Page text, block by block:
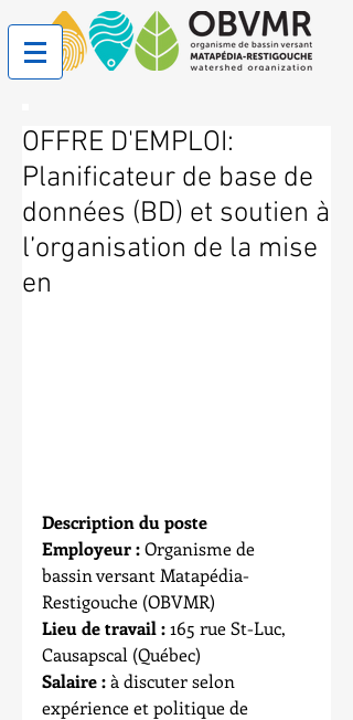
OFFRE D'EMPLOI:
Planificateur de base de
données (BD) et soutien à
l’organisation de la mise
en
Description du poste
Employeur : Organisme de
bassin versant Matapédia-
Restigouche (OBVMR)
Lieu de travail : 165 rue St-Luc,
Causapscal (Québec)
Salaire : à discuter selon
expérience et politique de